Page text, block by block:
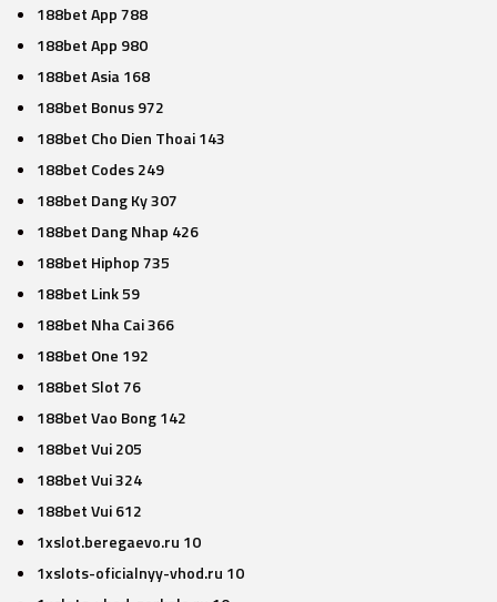
188bet App 788
188bet App 980
188bet Asia 168
188bet Bonus 972
188bet Cho Dien Thoai 143
188bet Codes 249
188bet Dang Ky 307
188bet Dang Nhap 426
188bet Hiphop 735
188bet Link 59
188bet Nha Cai 366
188bet One 192
188bet Slot 76
188bet Vao Bong 142
188bet Vui 205
188bet Vui 324
188bet Vui 612
1xslot.beregaevo.ru 10
1xslots-oficialnyy-vhod.ru 10